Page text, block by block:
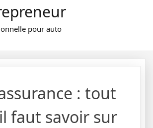
pour auto
: tout
faut savoir sur